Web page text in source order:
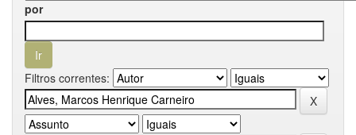
por
Filtros correntes: